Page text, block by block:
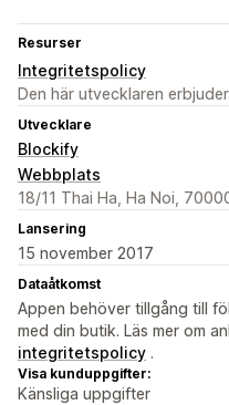
Resurser
Integritetspolicy
Den här utvecklaren
Utvecklare
Blockify
Webbplats
18/11 Thai Ha, Ha Noi,
Lansering
15 november 2017
Dataåtkomst
Appen behöver tillgång till
med din butik. Läs mer om
integritetspolicy .
Visa kunduppgifter:
Känsliga uppgifter